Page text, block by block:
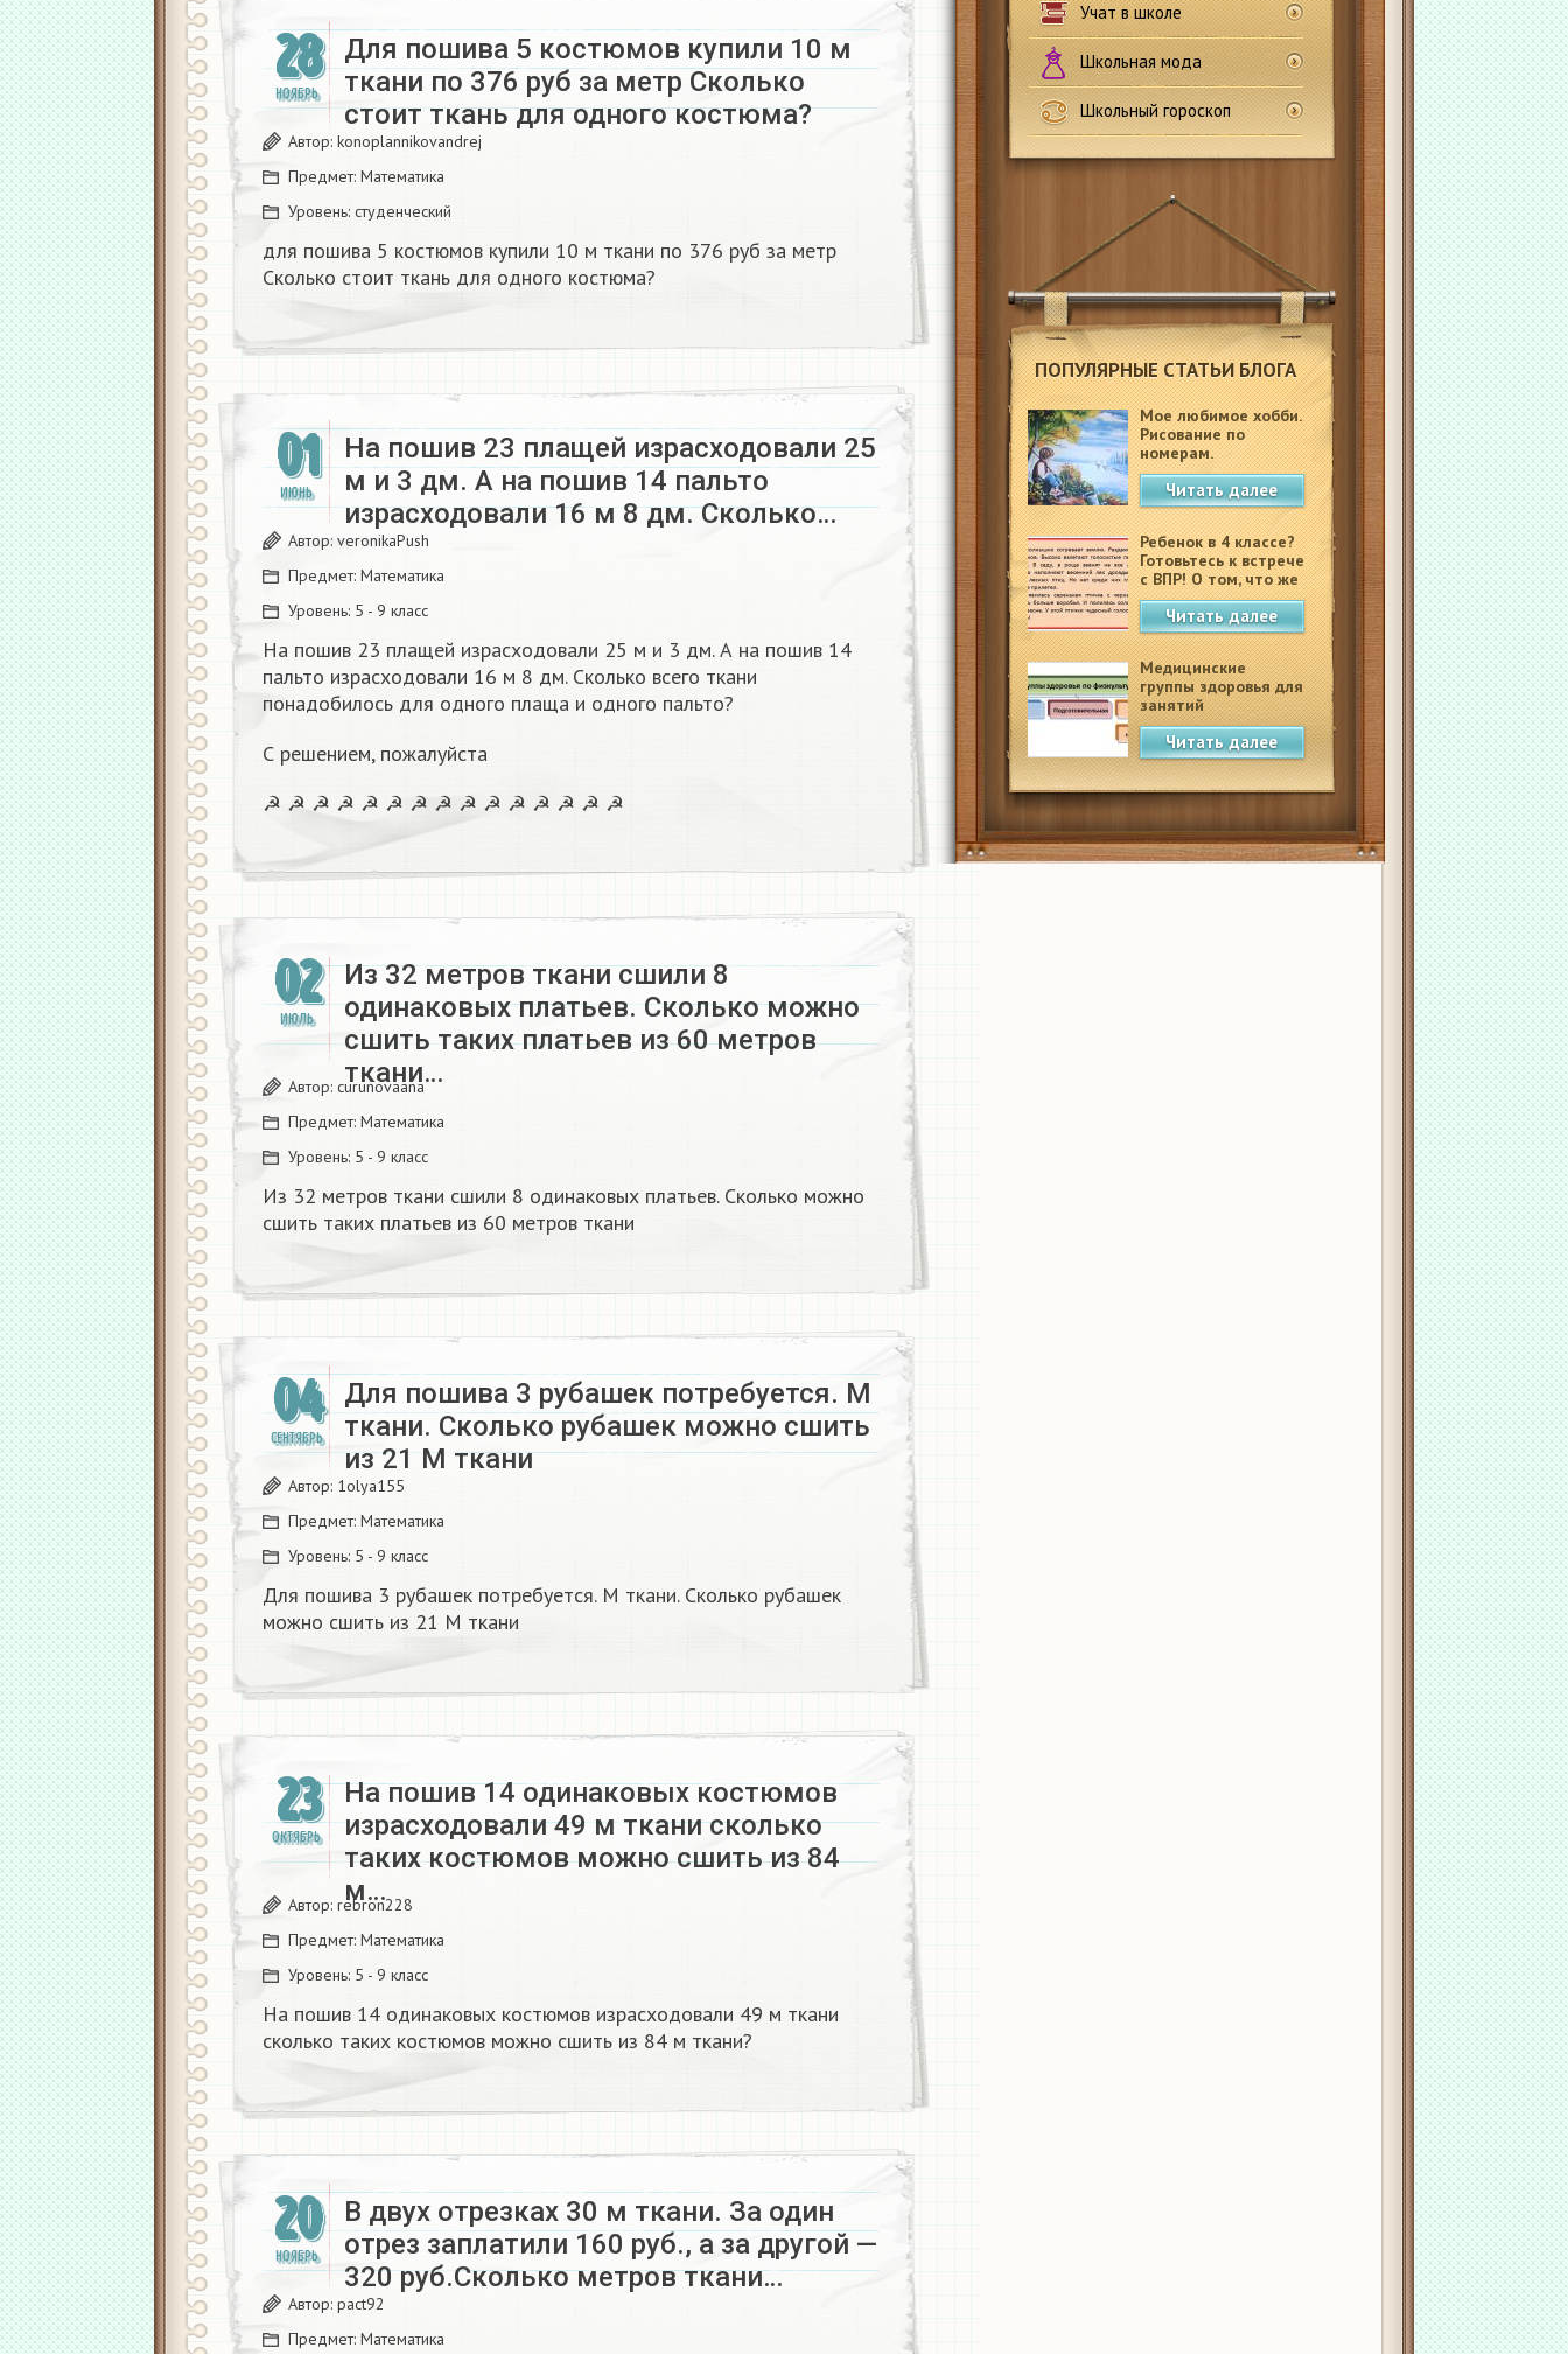
Учат в школе
Школьная мода
Школьный гороскоп
ПОПУЛЯРНЫЕ СТАТЬИ БЛОГА
Мое любимое хобби.
Рисование по
номерам.
Читать далее
Ребенок в 4 классе?
Готовьтесь к встрече
с ВПР! О том, что же
это такое.
Читать далее
Медицинские
группы здоровья для
занятий
физкультурой в
школеЧитать далее
28
НОЯБРЬ
Для пошива 5 костюмов купили 10 м
ткани по 376 руб за метр Сколько
стоит ткань для одного костюма? ​
Автор: konoplannikovandrej
Предмет: Математика
Уровень: студенческий
для пошива 5 костюмов купили 10 м ткани по 376 руб за метр
Сколько стоит ткань для одного костюма? ​
01
ИЮНЬ
На пошив 23 плащей израсходовали 25
м и 3 дм. А на пошив 14 пальто
израсходовали 16 м 8 дм. Сколько…
Автор: veronikaPush
Предмет: Математика
Уровень: 5 - 9 класс
На пошив 23 плащей израсходовали 25 м и 3 дм. А на пошив 14
пальто израсходовали 16 м 8 дм. Сколько всего ткани
понадобилось для одного плаща и одного пальто?
С решением, пожалуйста
☭ ☭ ☭ ☭ ☭ ☭ ☭ ☭ ☭ ☭ ☭ ☭ ☭ ☭ ☭
02
ИЮЛЬ
Из 32 метров ткани сшили 8
одинаковых платьев. Сколько можно
сшить таких платьев из 60 метров
ткани…
Автор: curunovaana
Предмет: Математика
Уровень: 5 - 9 класс
Из 32 метров ткани сшили 8 одинаковых платьев. Сколько можно
сшить таких платьев из 60 метров ткани ​
04
СЕНТЯБРЬ
Для пошива 3 рубашек потребуется. М
ткани. Сколько рубашек можно сшить
из 21 М ткани
Автор: 1olya155
Предмет: Математика
Уровень: 5 - 9 класс
Для пошива 3 рубашек потребуется. М ткани. Сколько рубашек
можно сшить из 21 М ткани
23
ОКТЯБРЬ
На пошив 14 одинаковых костюмов
израсходовали 49 м ткани сколько
таких костюмов можно сшить из 84
м…
Автор: rebron228
Предмет: Математика
Уровень: 5 - 9 класс
На пошив 14 одинаковых костюмов израсходовали 49 м ткани
сколько таких костюмов можно сшить из 84 м ткани?
20
НОЯБРЬ
В двух отрезках 30 м ткани. За один
отрез заплатили 160 руб., а за другой —
320 руб.Сколько метров ткани…
Автор: pact92
Предмет: Математика